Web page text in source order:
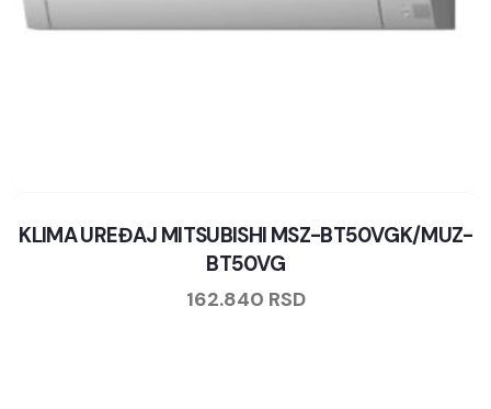
KLIMA UREĐAJ MITSUBISHI MSZ-BT50VGK/MUZ-
BT50VG
162.840 RSD